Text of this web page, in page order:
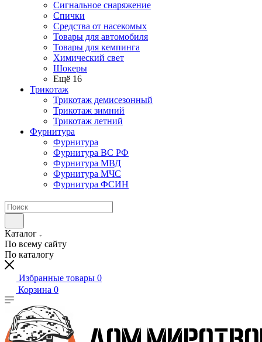
Сигнальное снаряжение
Спички
Средства от насекомых
Товары для автомобиля
Товары для кемпинга
Химический свет
Шокеры
Ещё 16
Трикотаж
Трикотаж демисезонный
Трикотаж зимний
Трикотаж летний
Фурнитура
Фурнитура
Фурнитура ВС РФ
Фурнитура МВД
Фурнитура МЧС
Фурнитура ФСИН
Каталог
По всему сайту
По каталогу
Избранные товары 0
Корзина 0